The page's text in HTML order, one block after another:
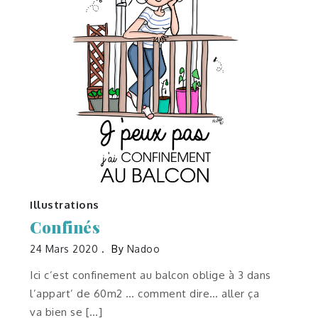
Illustrations
Confinés
24 Mars 2020 By Nadoo
Ici c’est confinement au balcon oblige à 3 dans
l’appart’ de 60m2 … comment dire… aller ça
va bien se […]